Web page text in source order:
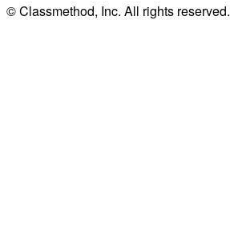
© Classmethod, Inc. All rights reserved.